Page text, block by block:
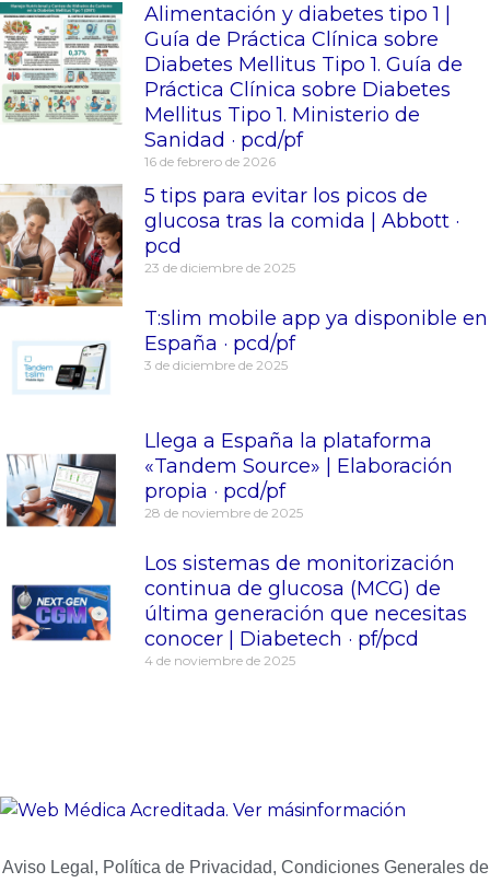
Alimentación y diabetes tipo 1 |
Guía de Práctica Clínica sobre
Diabetes Mellitus Tipo 1. Guía de
Práctica Clínica sobre Diabetes
Mellitus Tipo 1. Ministerio de
Sanidad · pcd/pf
16 de febrero de 2026
5 tips para evitar los picos de
glucosa tras la comida | Abbott ·
pcd
23 de diciembre de 2025
T:slim mobile app ya disponible en
España · pcd/pf
3 de diciembre de 2025
Llega a España la plataforma
«Tandem Source» | Elaboración
propia · pcd/pf
28 de noviembre de 2025
Los sistemas de monitorización
continua de glucosa (MCG) de
última generación que necesitas
conocer | Diabetech · pf/pcd
4 de noviembre de 2025
Aviso Legal, Política de Privacidad, Condiciones Generales de